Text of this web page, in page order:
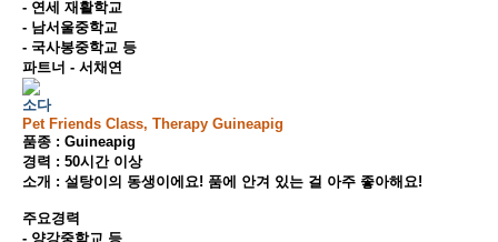
- 연세 재활학교
- 남서울중학교
- 국사봉중학교 등
파트너 - 서채연
소다
Pet Friends Class, Therapy Guineapig
품종 : Guineapig
경력 : 50시간 이상
소개 : 설탕이의 동생이에요! 품에 안겨 있는 걸 아주 좋아해요!
주요경력
- 양강중학교 등